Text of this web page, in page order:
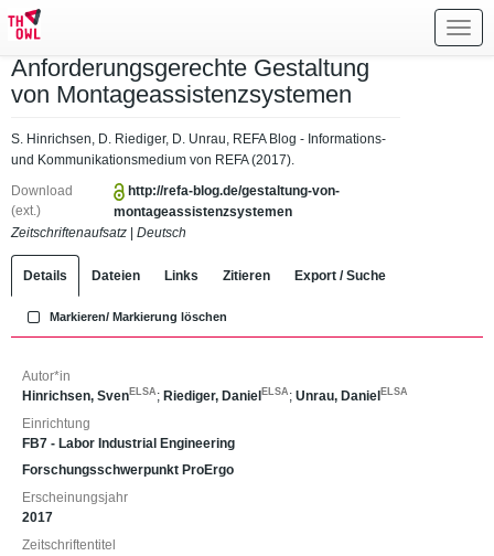
Anforderungsgerechte Gestaltung
von Montageassistenzsystemen
S. Hinrichsen, D. Riediger, D. Unrau, REFA Blog - Informations-
und Kommunikationsmedium von REFA (2017).
Download
(ext.)
http://refa-blog.de/gestaltung-von-
montageassistenzsystemen
Zeitschriftenaufsatz
Deutsch
Details Dateien Links Zitieren Export / Suche
Markieren/ Markierung löschen
Autor*in
Hinrichsen, Sven ELSA ; Riediger, Daniel ELSA ; Unrau, Daniel ELSA
Einrichtung
FB7 - Labor Industrial Engineering
Forschungsschwerpunkt ProErgo
Erscheinungsjahr
2017
Zeitschriftentitel